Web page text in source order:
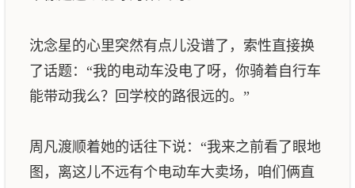
沈念星的心里突然有点儿没谱了，索性直接换
了话题：“我的电动车没电了呀，你骑着自行车
能带动我么？回学校的路很远的。”
周凡渡顺着她的话往下说：“我来之前看了眼地
图，离这儿不远有个电动车大卖场，咱们俩直